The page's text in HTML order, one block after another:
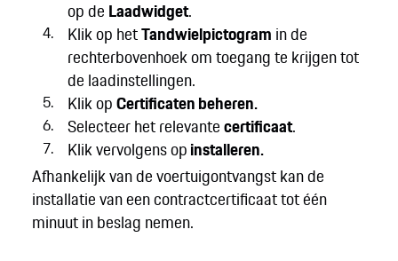
op de Laadwidget.
Klik op hetTandwielpictogram in de
rechterbovenhoek om toegang te krijgen tot
de laadinstellingen.
Klik opCertificaten beheren.
Selecteer het relevantecertificaat.
Klik vervolgens opinstalleren.
Afhankelijk van de voertuigontvangst kan de
installatie van een contractcertificaat tot één
minuut in beslag nemen.